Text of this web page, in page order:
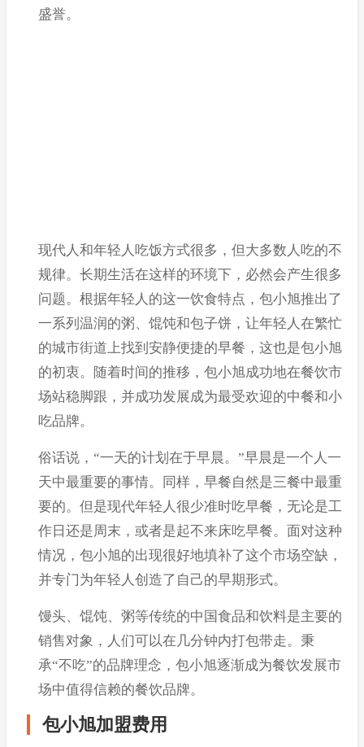
盛誉。
现代人和年轻人吃饭方式很多，但大多数人吃的不
规律。长期生活在这样的环境下，必然会产生很多
问题。根据年轻人的这一饮食特点，包小旭推出了
一系列温润的粥、馄饨和包子饼，让年轻人在繁忙
的城市街道上找到安静便捷的早餐，这也是包小旭
的初衷。随着时间的推移，包小旭成功地在餐饮市
场站稳脚跟，并成功发展成为最受欢迎的中餐和小
吃品牌。
俗话说，“一天的计划在于早晨。”早晨是一个人一
天中最重要的事情。同样，早餐自然是三餐中最重
要的。但是现代年轻人很少准时吃早餐，无论是工
作日还是周末，或者是起不来床吃早餐。面对这种
情况，包小旭的出现很好地填补了这个市场空缺，
并专门为年轻人创造了自己的早期形式。
馒头、馄饨、粥等传统的中国食品和饮料是主要的
销售对象，人们可以在几分钟内打包带走。秉
承“不吃”的品牌理念，包小旭逐渐成为餐饮发展市
场中值得信赖的餐饮品牌。
包小旭加盟费用